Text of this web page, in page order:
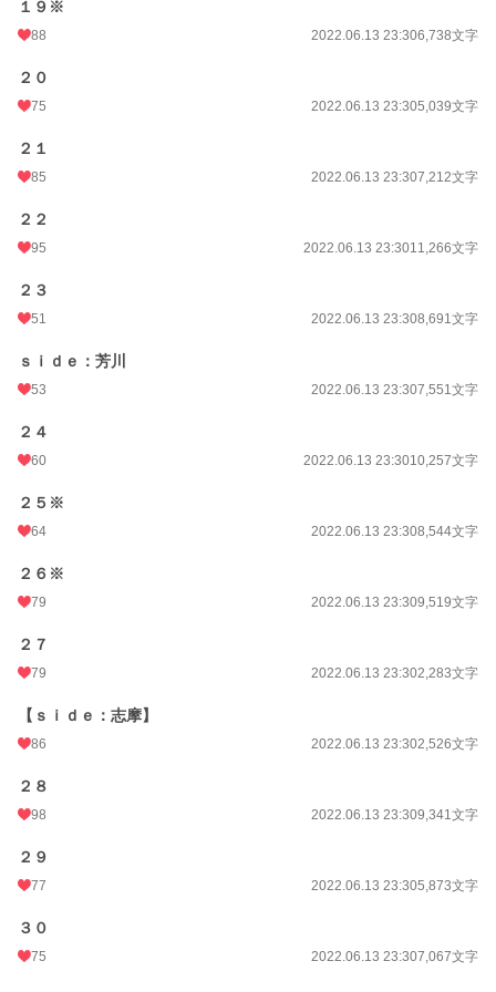
１９※
88 2022.06.13 23:306,738文字
２０
75 2022.06.13 23:305,039文字
２１
85 2022.06.13 23:307,212文字
２２
95 2022.06.13 23:3011,266文字
２３
51 2022.06.13 23:308,691文字
ｓｉｄｅ：芳川
53 2022.06.13 23:307,551文字
２４
60 2022.06.13 23:3010,257文字
２５※
64 2022.06.13 23:308,544文字
２６※
79 2022.06.13 23:309,519文字
２７
79 2022.06.13 23:302,283文字
【ｓｉｄｅ：志摩】
86 2022.06.13 23:302,526文字
２８
98 2022.06.13 23:309,341文字
２９
77 2022.06.13 23:305,873文字
３０
75 2022.06.13 23:307,067文字